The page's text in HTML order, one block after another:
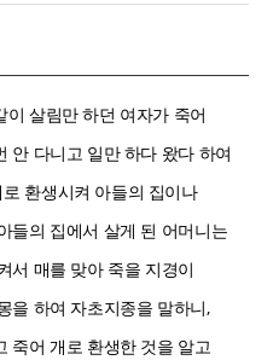
살림만 하던 여자가 죽어
안 다니고 일만 하다 왔다 하여
환생시켜 아들의 집이나
들의 집에서 살게 된 어머니는
서 매를 맞아 죽을 지경이
을 하여 자초지종을 말하니,
죽어 개로 환생한 것을 알고